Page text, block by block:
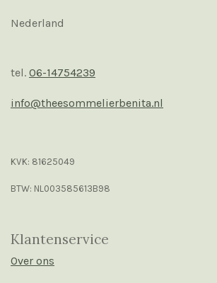
Nederland
tel. 06-14754239
info@theesommelierbenita.nl
KVK: 81625049
BTW: NL003585613B98
Klantenservice
Over ons